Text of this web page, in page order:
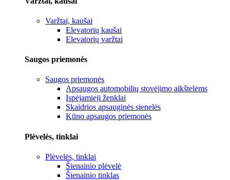
Varžtai, kaušai
Elevatorių kaušai
Elevatorių varžtai
Saugos priemonės
Saugos priemonės
Apsaugos automobilių stovėjimo aikštelėms
Įspėjamieji ženklai
Skaidrios apsauginės sienelės
Kūno apsaugos priemonės
Plėvelės, tinklai
Plėvelės, tinklai
Šienainio plėvelė
Šienainio tinklas